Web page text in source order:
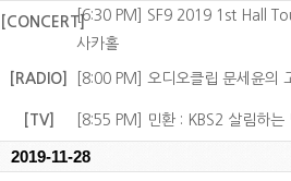
[CONCERT][6:30 PM] SF9 2019 1st Hall
사카홀
[RADIO] [8:00 PM] 오디오클립 문세윤의
[TV] [8:55 PM] 민환 : KBS2 살림하는
2019-11-28